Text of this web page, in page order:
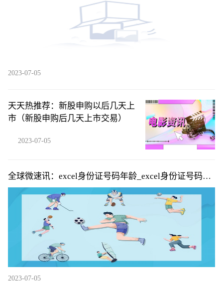
2023-07-05
天天热推荐：新股申购以后几天上
市（新股申购后几天上市交易）
2023-07-05
全球微速讯：excel身份证号码年龄_excel身份证号码前
加g
2023-07-05